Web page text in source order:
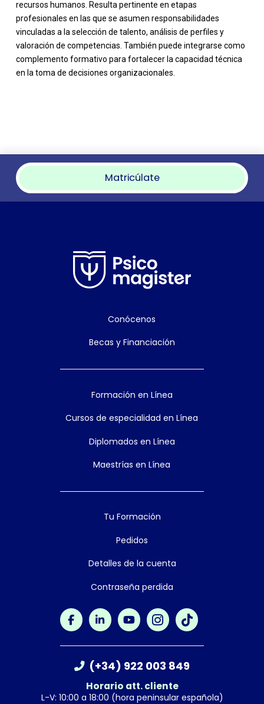
recursos humanos. Resulta pertinente en etapas
profesionales en las que se asumen responsabilidades
vinculadas a la selección de talento, análisis de perfiles y
valoración de competencias. También puede integrarse como
complemento formativo para fortalecer la capacidad técnica
en la toma de decisiones organizacionales.
Matricúlate
Conócenos
Becas y Financiación
Formación en Línea
Cursos de especialidad en Línea
Diplomados en Línea
Maestrías en Línea
Tu Formación
Pedidos
Detalles de la cuenta
Contraseña perdida
(+34) 922 003 849
Horario att. cliente
L-V: 10:00 a 18:00 (hora peninsular española)